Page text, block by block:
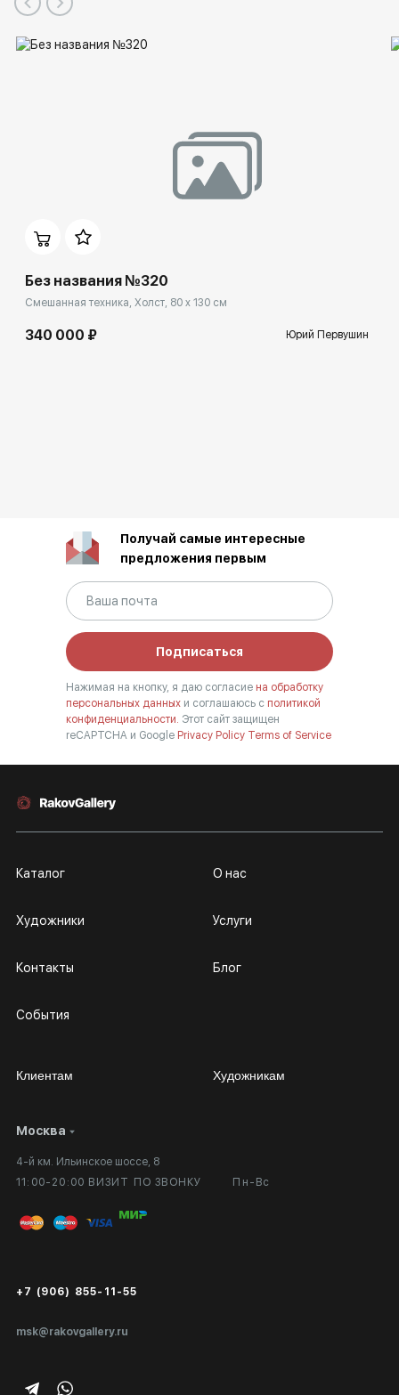
Без названия №320
Смешанная техника, Холст, 80 x 130 см
340 000 ₽ Юрий Первушин
Получай самые интересные
предложения первым
Подписаться
Нажимая на кнопку, я даю согласие на обработку
персональных данных и соглашаюсь с политикой
конфиденциальности. Этот сайт защищен
reCAPTCHA и Google Privacy Policy Terms of Service
Москва
4-й км. Ильинское шоссе, 8
11:00-20:00 ВИЗИТ ПО ЗВОНКУ
Пн-Вс
msk@rakovgallery.ru
+7 (906) 855-11-55
Каталог
Художники
Контакты
События
О нас
Услуги
Блог
Клиентам
Личный кабинет
Вопросы и ответы
Публичная оферта
Экспертиза/Вывоз за границу
Подарочные сертификаты
Художникам
Сотрудничество
Выставка в галерее